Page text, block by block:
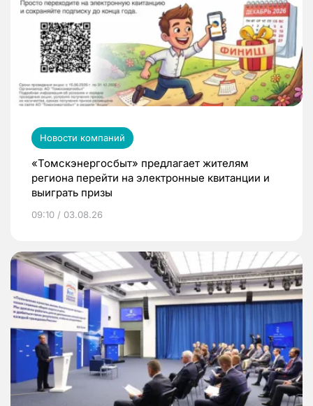
Новости компаний
«Томскэнергосбыт» предлагает жителям
региона перейти на электронные квитанции и
выиграть призы
09:10 / 03.08.26